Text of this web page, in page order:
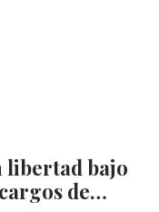
libertad bajo
de…